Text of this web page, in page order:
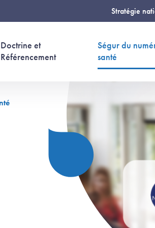
Stratégie
Doctrine et
Référencement
Ségur du
santé